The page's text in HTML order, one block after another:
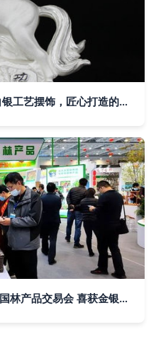
臻泰珠宝骏马系列 马到成功白银工艺摆饰，匠心打造的艺术珍品
我市积极组织参加第十七届中国林产品交易会 喜获金银奖21项